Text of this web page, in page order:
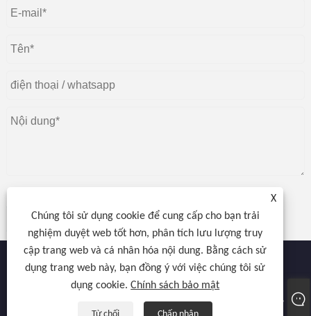
nộp
X
Chúng tôi sử dụng cookie để cung cấp cho bạn trải
nghiệm duyệt web tốt hơn, phân tích lưu lượng truy
cập trang web và cá nhân hóa nội dung. Bằng cách sử
dụng trang web này, bạn đồng ý với việc chúng tôi sử
dụng cookie.Chính sách bảo mật
Bản quyền © 2022 Atocnail Industry Co., Limited - Máy sấy móng tay,
Máy sấy gel, Đèn làm móng - Mọi quyền được bảo lưu.